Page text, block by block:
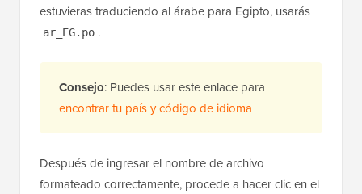
estuvieras traduciendo al árabe para Egipto, usarás
ar_EG.po .
Consejo: Puedes usar este enlace para
encontrar tu país y código de idioma
Después de ingresar el nombre de archivo
formateado correctamente, procede a hacer clic en el